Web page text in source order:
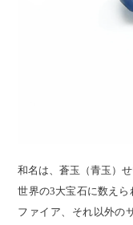
和名は、蒼玉（青玉）
世界の3大宝石に数え
ファイア、それ以外の